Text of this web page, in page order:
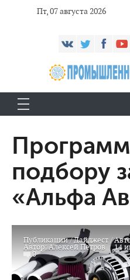
Пт, 07 августа 2026
подбору
«Альфа
Публикации/Дайджест/
Автор:Алексей Петров 14
0